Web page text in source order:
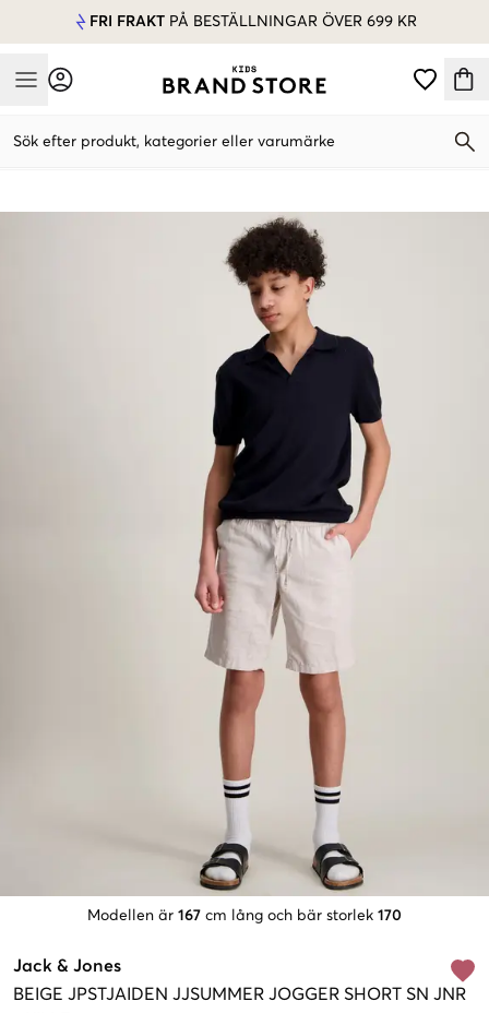
FRI FRAKT PÅ BESTÄLLNINGAR ÖVER 699 KR
Mobile Menu
Sök efter produkt, kategorier eller varumärke
Modellen är 167 cm lång och bär storlek 170
Jack & Jones
BEIGE JPSTJAIDEN JJSUMMER JOGGER SHORT SN JNR